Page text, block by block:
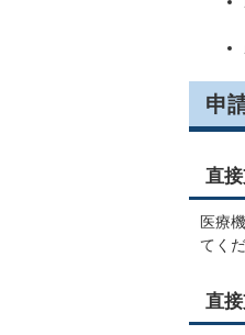
申
直
医療
てく
直